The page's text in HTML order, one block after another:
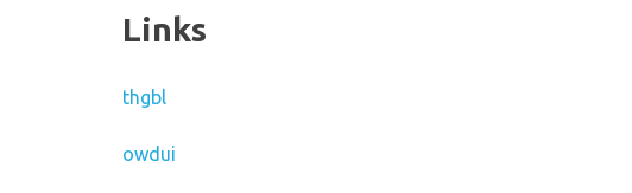
Links
thgbl
owdui